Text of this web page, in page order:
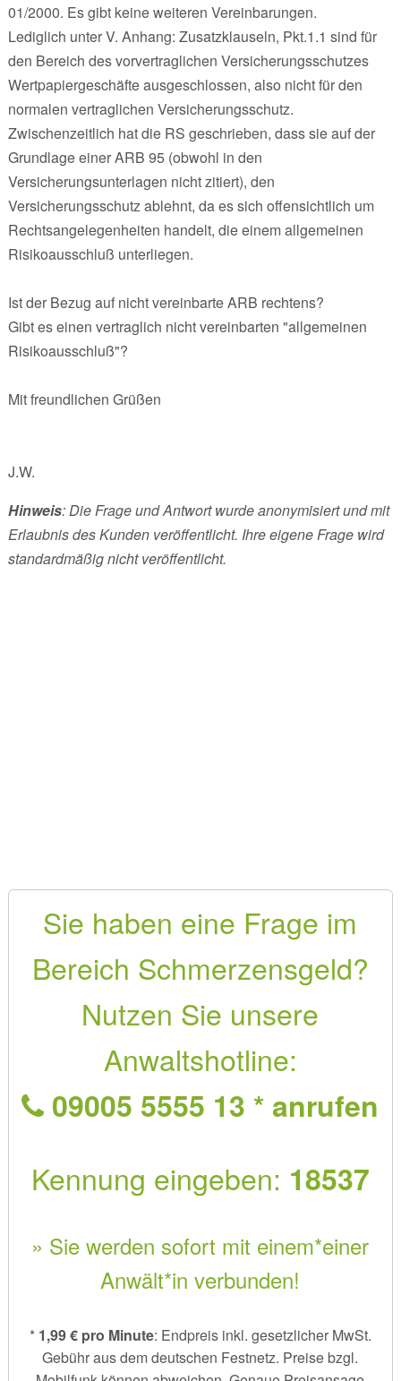
01/2000. Es gibt keine weiteren Vereinbarungen.
Lediglich unter V. Anhang: Zusatzklauseln, Pkt.1.1 sind für
den Bereich des vorvertraglichen Versicherungsschutzes
Wertpapiergeschäfte ausgeschlossen, also nicht für den
normalen vertraglichen Versicherungsschutz.
Zwischenzeitlich hat die RS geschrieben, dass sie auf der
Grundlage einer ARB 95 (obwohl in den
Versicherungsunterlagen nicht zitiert), den
Versicherungsschutz ablehnt, da es sich offensichtlich um
Rechtsangelegenheiten handelt, die einem allgemeinen
Risikoausschluß unterliegen.
Ist der Bezug auf nicht vereinbarte ARB rechtens?
Gibt es einen vertraglich nicht vereinbarten "allgemeinen
Risikoausschluß"?
Mit freundlichen Grüßen
J.W.
Hinweis: Die Frage und Antwort wurde anonymisiert und mit
Erlaubnis des Kunden veröffentlicht. Ihre eigene Frage wird
standardmäßig nicht veröffentlicht.
Sie haben eine Frage im
Bereich Schmerzensgeld?
Nutzen Sie unsere
Anwaltshotline:
09005 5555 13 * anrufen
Kennung eingeben: 18537
» Sie werden sofort mit einem*einer
Anwält*in verbunden!
* 1,99 € pro Minute: Endpreis inkl. gesetzlicher MwSt.
Gebühr aus dem deutschen Festnetz. Preise bzgl.